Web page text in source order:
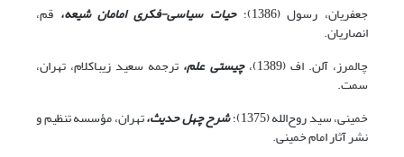
جعفریان، رسول (1386)؛
حیات سیاسی-فکری امامان شیعه، قم،
انصاریان.
چالمرز، آلن. اف (1389)،
چیستی علم، ترجمه سعید زیباکلام، تهران،
سمت.
خمینی، سید روح‌الله (1375)؛
شرح چهل حدیث،تهران، ‌مؤسسه تنظیم و
نشر آثار امام خمینی.